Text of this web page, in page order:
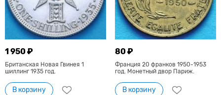
1 950 ₽
Британская Новая Гвинея 1
шиллинг 1935 год.
В корзину
80 ₽
Франция 20 франков 1950-1953
год. Монетный двор Париж.
В корзину